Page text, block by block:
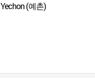
Yechon (예촌)